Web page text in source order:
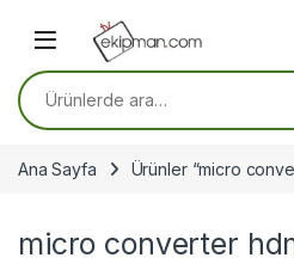
Ara:
Ana Sayfa Ürünler “micro
micro converter